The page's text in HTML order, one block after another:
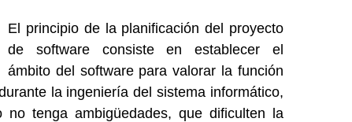
El principio de la planificación del proyecto
de software consiste en establecer el
ámbito del software para valorar la función
la ingeniería del sistema informático,
tenga ambigüedades, que dificulten la